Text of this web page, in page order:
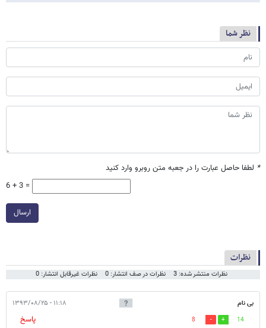
نظر شما
* لطفا حاصل عبارت را در جعبه متن روبرو وارد کنید
6 + 3 =
ارسال
نظرات
نظرات منتشر شده: 3 نظرات در صف انتشار: 0 نظرات غیرقابل انتشار: 0
بی نام ۱۱:۱۸ - ۱۳۹۳/۰۸/۲۵
14
8
پاسخ